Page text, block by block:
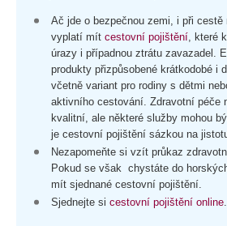
Ač jde o bezpečnou zemi, i při cestě
vyplatí mít cestovní pojištění, které
úrazy i případnou ztrátu zavazadel.
produkty přizpůsobené krátkodobé i
včetně variant pro rodiny s dětmi
aktivního cestování. Zdravotní péče
kvalitní, ale některé služby mohou
je cestovní pojištění sázkou na
Nezapomeňte si vzít průkaz
Pokud se však chystáte do
mít sjednané cestovní pojištění.
Sjednejte si cestovní pojištění online.